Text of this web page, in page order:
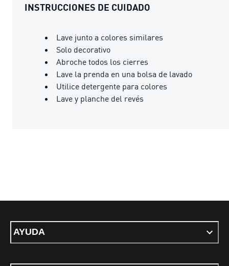
INSTRUCCIONES DE CUIDADO
Lave junto a colores similares
Solo decorativo
Abroche todos los cierres
Lave la prenda en una bolsa de lavado
Utilice detergente para colores
Lave y planche del revés
AYUDA